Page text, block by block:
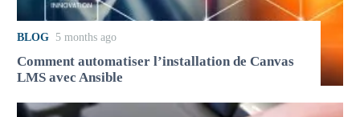
BLOG 5 months ago
Comment automatiser l’installation de Canvas
LMS avec Ansible